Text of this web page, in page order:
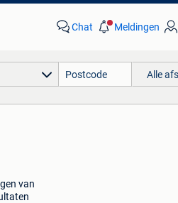
Chat Meldingen
Alle
van